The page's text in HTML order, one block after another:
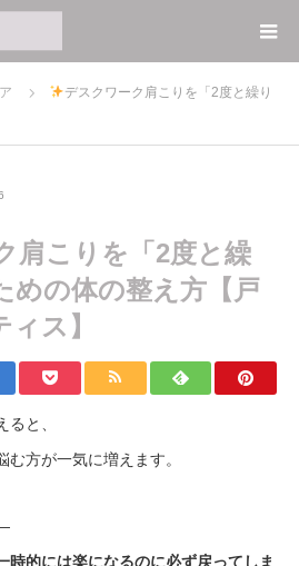
デスクワーク肩こりを「2度と繰り
肩こりを「2度と繰
めの体の整え方【戸
ス】
と、
方が一気に増えます。
時的には楽になるのに必ず戻ってしま